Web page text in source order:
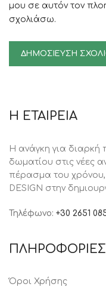
μου σε αυτόν τον
σχολιάσω.
Η ΕΤΑΙΡΕΙΑ
Η ανάγκη για διαρκή
δωματίου στις νέες
πέρασμα του χρόνου,
DESIGN στην
Τηλέφωνο: +30 2651
ΠΛΗΡΟΦΟΡΙΕΣ
Όροι Χρήσης